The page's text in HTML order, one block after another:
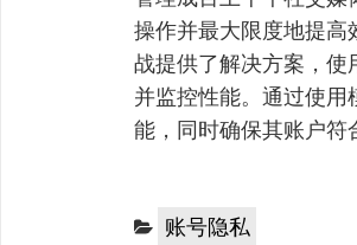
操作并最大限度地提
战提供了解决方案，
并监控性能。通过使
能，同时确保其账户符
分 账号隐私